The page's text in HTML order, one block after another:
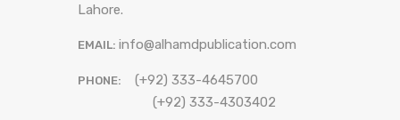
Shayari
شعراکا کلام
Sets [ سیٹ ]
[ فالسفہ ]
Lahore.
EMAIL: info@alhamdpublication.com
PHONE:
(+92) 333-4645700
(+92) 333-4303402